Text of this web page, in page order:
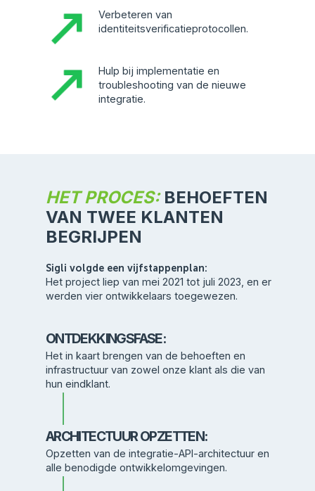
Verbeteren van
identiteitsverificatieprotocollen.
Hulp bij implementatie en
troubleshooting van de nieuwe
integratie.
HET PROCES: BEHOEFTEN
VAN TWEE KLANTEN
BEGRIJPEN
Sigli volgde een vijfstappenplan:
Het project liep van mei 2021 tot juli 2023, en er
werden vier ontwikkelaars toegewezen.
ONTDEKKINGSFASE:
Het in kaart brengen van de behoeften en
infrastructuur van zowel onze klant als die van
hun eindklant.
ARCHITECTUUR OPZETTEN:
Opzetten van de integratie-API-architectuur en
alle benodigde ontwikkelomgevingen.